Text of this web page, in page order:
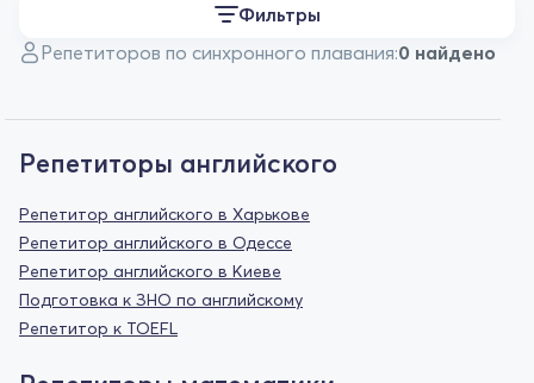
Репетиторов по синхронного плавания:0 найдено
Фильтры
Репетиторы английского
Репетитор английского в Харькове
Репетитор английского в Одессе
Репетитор английского в Киеве
Подготовка к ЗНО по английскому
Репетитор к TOEFL